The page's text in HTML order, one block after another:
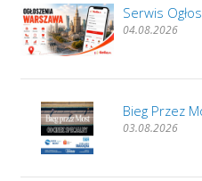
Serwis
04.08.2026
Bieg Przez
03.08.2026